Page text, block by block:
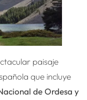
paisaje
que incluye
de Ordesa y